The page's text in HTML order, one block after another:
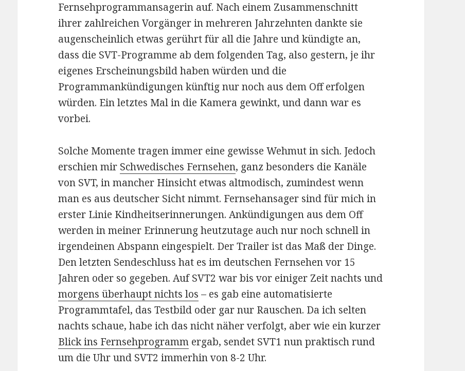
Fernsehprogrammansagerin auf. Nach einem Zusammenschnitt
ihrer zahlreichen Vorgänger in mehreren Jahrzehnten dankte sie
augenscheinlich etwas gerührt für all die Jahre und kündigte an,
dass die SVT-Programme ab dem folgenden Tag, also gestern, je ihr
eigenes Erscheinungsbild haben würden und die
Programmankündigungen künftig nur noch aus dem Off erfolgen
würden. Ein letztes Mal in die Kamera gewinkt, und dann war es
vorbei.
Solche Momente tragen immer eine gewisse Wehmut in sich. Jedoch
erschien mir Schwedisches Fernsehen, ganz besonders die Kanäle
von SVT, in mancher Hinsicht etwas altmodisch, zumindest wenn
man es aus deutscher Sicht nimmt. Fernsehansager sind für mich in
erster Linie Kindheitserinnerungen. Ankündigungen aus dem Off
werden in meiner Erinnerung heutzutage auch nur noch schnell in
irgendeinen Abspann eingespielt. Der Trailer ist das Maß der Dinge.
Den letzten Sendeschluss hat es im deutschen Fernsehen vor 15
Jahren oder so gegeben. Auf SVT2 war bis vor einiger Zeit nachts und
morgens überhaupt nichts los – es gab eine automatisierte
Programmtafel, das Testbild oder gar nur Rauschen. Da ich selten
nachts schaue, habe ich das nicht näher verfolgt, aber wie ein kurzer
Blick ins Fernsehprogramm ergab, sendet SVT1 nun praktisch rund
um die Uhr und SVT2 immerhin von 8-2 Uhr.